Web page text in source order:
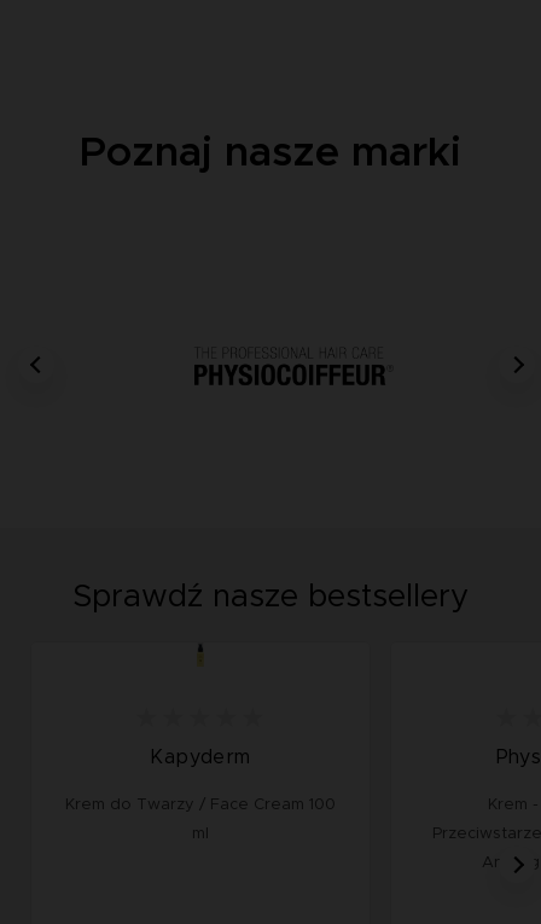
Poznaj nasze marki
Sprawdź nasze bestsellery
Kapyderm
Krem do Twarzy / Face Cream 100
ml
Krem
Anti-